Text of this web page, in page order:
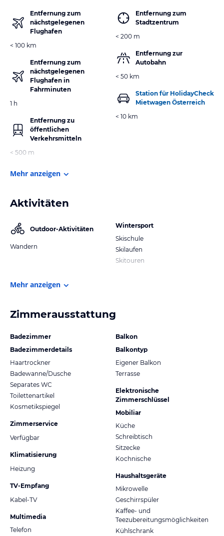
Entfernung zum
nächstgelegenen
Flughafen
< 100 km
Entfernung zum
nächstgelegenen
Flughafen in
Fahrminuten
1 h
Entfernung zu
öffentlichen
Verkehrsmitteln
< 500 m
Entfernung zum
Stadtzentrum
< 200 m
Entfernung zur
Autobahn
< 50 km
Station für HolidayCheck
Mietwagen Österreich
< 10 km
Mehr anzeigen
Aktivitäten
Outdoor-Aktivitäten
Wandern
Wintersport
Skischule
Skilaufen
Skitouren
Mehr anzeigen
Zimmerausstattung
Badezimmer
Badezimmerdetails
Haartrockner
Badewanne/Dusche
Separates WC
Toilettenartikel
Kosmetikspiegel
Zimmerservice
Verfügbar
Klimatisierung
Heizung
TV-Empfang
Kabel-TV
Multimedia
Telefon
Balkon
Balkontyp
Eigener Balkon
Terrasse
Elektronische
Zimmerschlüssel
Mobiliar
Küche
Schreibtisch
Sitzecke
Kochnische
Haushaltsgeräte
Mikrowelle
Geschirrspüler
Kaffee- und
Teezubereitungsmöglichkeiten
Kühlschrank